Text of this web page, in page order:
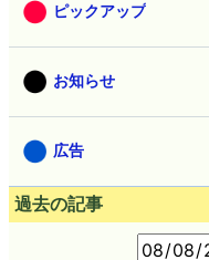
ピックアップ
お知らせ
広告
過去の記事